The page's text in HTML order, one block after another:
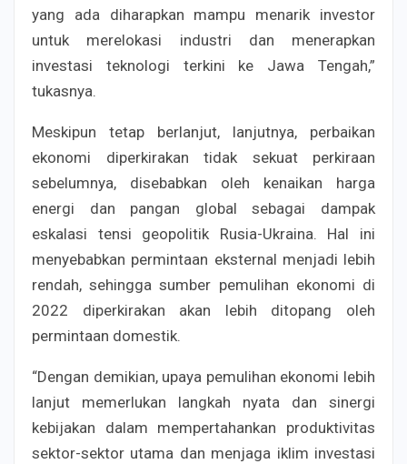
yang ada diharapkan mampu menarik investor
untuk merelokasi industri dan menerapkan
investasi teknologi terkini ke Jawa Tengah,”
tukasnya.
Meskipun tetap berlanjut, lanjutnya, perbaikan
ekonomi diperkirakan tidak sekuat perkiraan
sebelumnya, disebabkan oleh kenaikan harga
energi dan pangan global sebagai dampak
eskalasi tensi geopolitik Rusia-Ukraina. Hal ini
menyebabkan permintaan eksternal menjadi lebih
rendah, sehingga sumber pemulihan ekonomi di
2022 diperkirakan akan lebih ditopang oleh
permintaan domestik.
“Dengan demikian, upaya pemulihan ekonomi lebih
lanjut memerlukan langkah nyata dan sinergi
kebijakan dalam mempertahankan produktivitas
sektor-sektor utama dan menjaga iklim investasi